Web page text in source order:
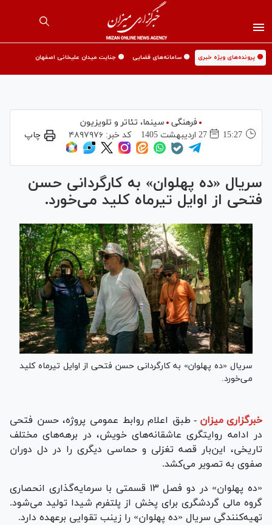
🟡 پرونده‌های ویژه خبری 🟡 سامانه‌های قضایی 🟡 جنایت میدان علیخانی اصفهان
فرهنگی
سینما،‌ تئاتر و تلویزیون
15:27
27 ارديبهشت 1405 کد خبر:۴۸۹۷۹۷۶ چاپ
سریال «ده پهلوان» به کارگردانی حسن
فتحی از اوایل تیرماه کلید می‌خورد.
سریال «ده پهلوان» به کارگردانی حسن فتحی از اوایل تیرماه کلید
می‌خورد.
خبرگزاری میزان - طبق اعلام روابط عمومی پروژه، حسن فتحی
در ادامه روایتگری عاشقانه‌های خویش، در برهه‌های مختلف
تاریخی، این‌بار قصه تغزلی و حماسی دیگری را در دل دوران
صفوی به تصویر می‌کشد.
«ده پهلوان» در دو فصل ۱۳ قسمتی با سرمایه‌گذاری انحصاری
گروه مالی گردشگری برای پخش از پلتفرم شیدا تولید می‌شود.
تهیه‌کنندگی سریال «ده پهلوان» را زینب تقوایی برعهده دارد.